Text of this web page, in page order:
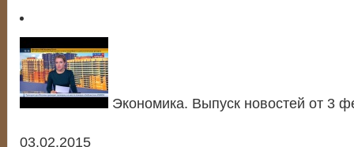
Экономика. Выпуск новостей от 3
03.02.2015